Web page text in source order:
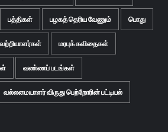
பத்திகள் பழகத் தெரிய வேணும் பொது
மரபுக் கவிதைகள்
வண்ணப் படங்கள்
வல்லமையாளர் விருது பெற்றோரின் பட்டியல்